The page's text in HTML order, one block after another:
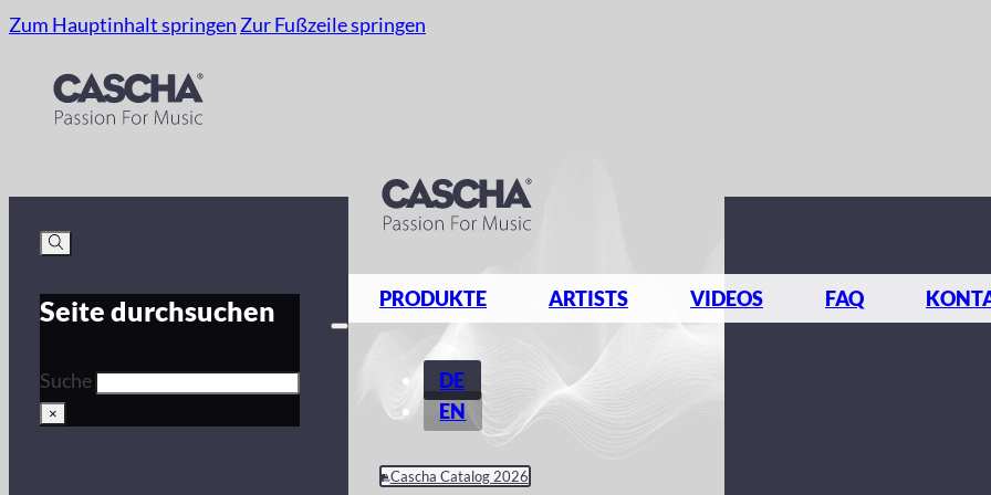
Zum Hauptinhalt springen Zur Fußzeile springen
Seite durchsuchen
Suche
×
PRODUKTE ARTISTS VIDEOS FAQ
DE
EN
Cascha Catalog 2026